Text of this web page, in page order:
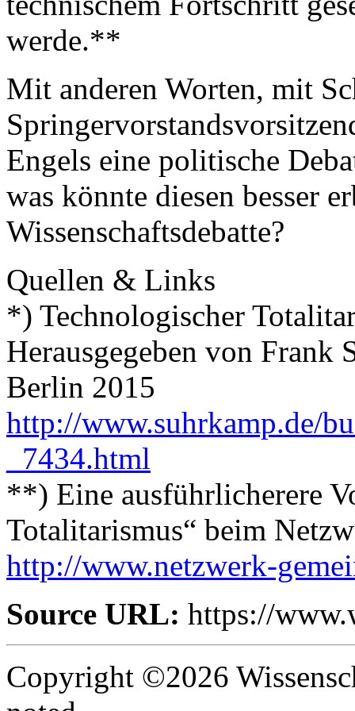
werde.**
Mit anderen Worten, mit
Engels eine politische
was könnte diesen besser
Wissenschaftsdebatte?
Quellen & Links
*) Technologischer
Herausgegeben von Frank
Berlin 2015
http://www.suhrkamp.de/
_7434.html
**) Eine ausführlicherere
Totalitarismus“ beim
http://www.netzwerk-
Source URL: https://
Copyright ©2026